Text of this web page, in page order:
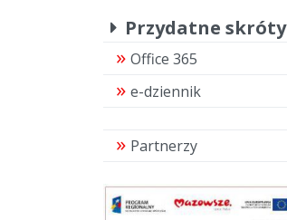
Przydatne skróty
Office 365
e-dziennik
Partnerzy